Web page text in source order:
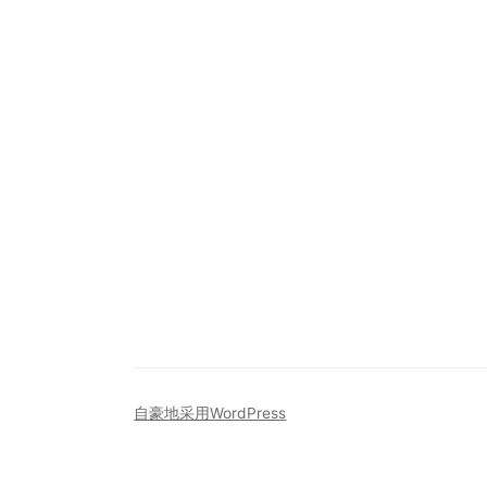
自豪地采用WordPress